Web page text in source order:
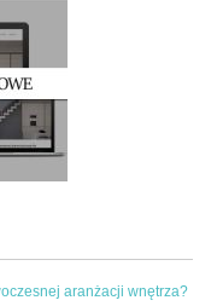
aranżacji wnętrza?